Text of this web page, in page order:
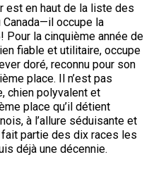
et épreuves sur le terrain
épreuves sur le terrain
et épreuves sur le terrain
est en haut de la liste des
occupe la
la cinquième année de
fiable et utilitaire, occupe
doré, reconnu pour son
place. Il n’est pas
chien polyvalent et
place qu’il détient
à l’allure séduisante et
partie des dix races les
déjà une décennie.